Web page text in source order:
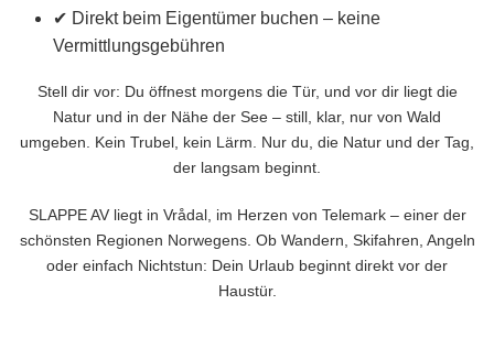
✔ Direkt beim Eigentümer buchen – keine
Vermittlungsgebühren
Stell dir vor: Du öffnest morgens die Tür, und vor dir liegt die
Natur und in der Nähe der See – still, klar, nur von Wald
umgeben. Kein Trubel, kein Lärm. Nur du, die Natur und der Tag,
der langsam beginnt.
SLAPPE AV liegt in Vrådal, im Herzen von Telemark – einer der
schönsten Regionen Norwegens. Ob Wandern, Skifahren, Angeln
oder einfach Nichtstun: Dein Urlaub beginnt direkt vor der
Haustür.